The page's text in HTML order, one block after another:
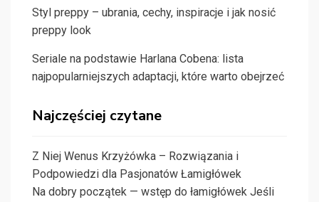
Styl preppy – ubrania, cechy, inspiracje i jak nosić
preppy look
Seriale na podstawie Harlana Cobena: lista
najpopularniejszych adaptacji, które warto obejrzeć
Najczęściej czytane
Z Niej Wenus Krzyżówka – Rozwiązania i
Podpowiedzi dla Pasjonatów Łamigłówek
Na dobry początek — wstęp do łamigłówek Jeśli